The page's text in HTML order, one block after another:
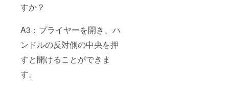
すか？
A3：プライヤーを開き、ハ
ンドルの反対側の中央を押
すと開けることができま
す。